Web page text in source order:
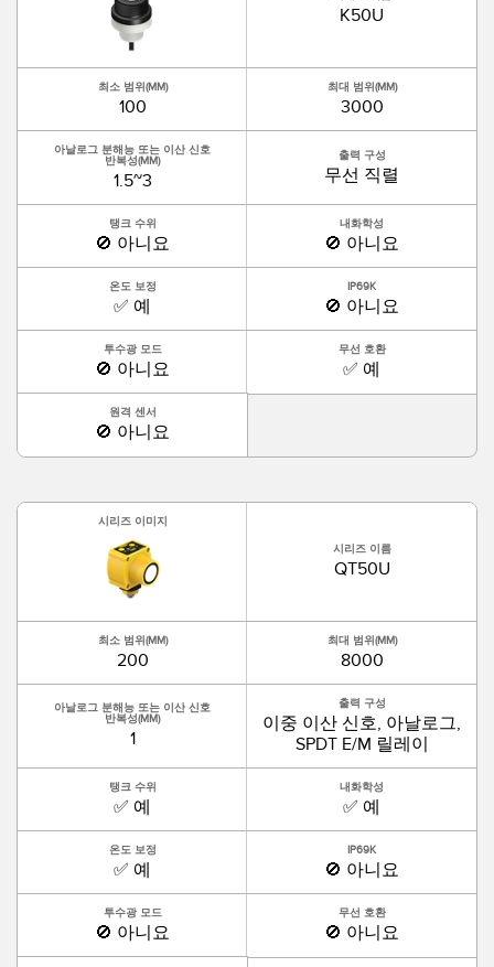
K50U
최소 범위(MM)
100
최대 범위(MM)
3000
아날로그 분해능 또는 이산 신호
반복성(MM)
1.5~3
출력 구성
무선 직렬
탱크 수위
🚫 아니요
내화학성
🚫 아니요
온도 보정
✅ 예
IP69K
🚫 아니요
투수광 모드
🚫 아니요
무선 호환
✅ 예
원격 센서
🚫 아니요
시리즈 이미지
시리즈 이름
QT50U
최소 범위(MM)
200
최대 범위(MM)
8000
아날로그 분해능 또는 이산 신호
반복성(MM)
1
출력 구성
이중 이산 신호, 아날로그,
SPDT E/M 릴레이
탱크 수위
✅ 예
내화학성
✅ 예
온도 보정
✅ 예
IP69K
🚫 아니요
투수광 모드
🚫 아니요
무선 호환
🚫 아니요